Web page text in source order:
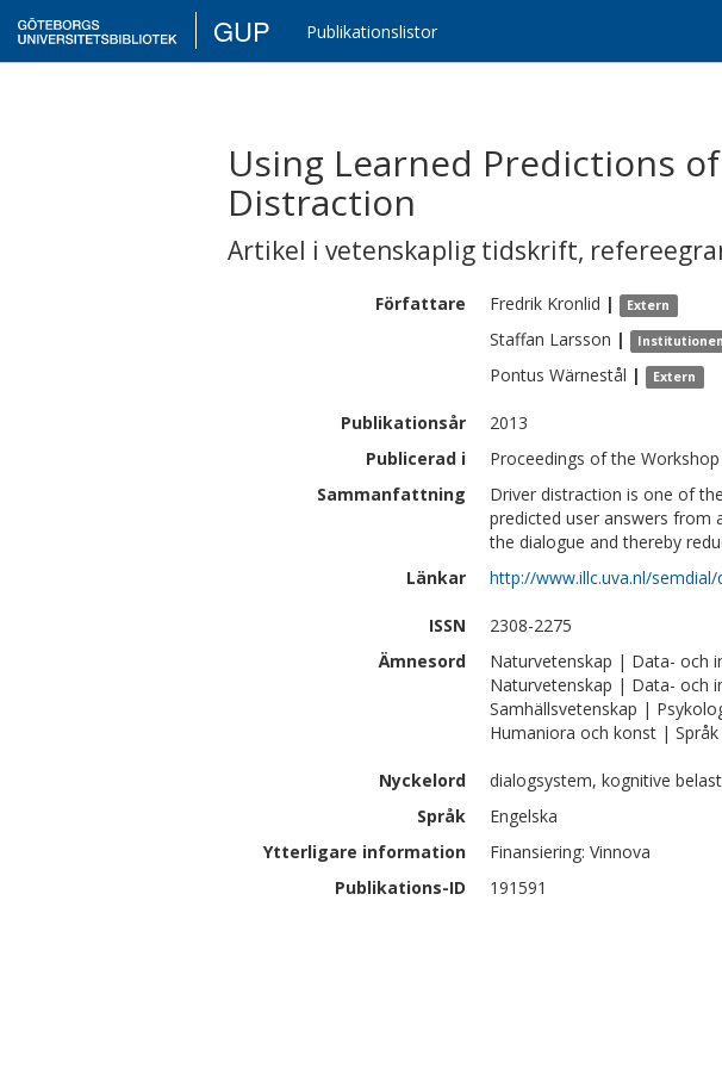
GUP Publikationslistor
Using Learned Predictions
Distraction
Artikel i vetenskaplig tidskrift,
Författare Fredrik Kronlid | Extern
Staffan Larsson |
Pontus Wärnestål | Extern
Publikationsår
2013
Publicerad i
Proceedings of the
Sammanfattning
Driver distraction is one of
predicted user answers from
the dialogue and thereby
Länkar
http://www.illc.uva.nl/
ISSN
2308-2275
Ämnesord
Naturvetenskap | Data- och
Naturvetenskap | Data- och
Samhällsvetenskap |
Humaniora och konst |
Nyckelord
dialogsystem, kognitive
Språk
Engelska
Ytterligare information
Finansiering: Vinnova
Publikations-ID
191591